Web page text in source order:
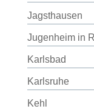
Jagsthausen
Jugenheim in
Karlsbad
Karlsruhe
Kehl